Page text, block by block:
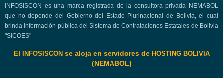
INFOSISCON es una marca registrada de la consultora privada NEMABOL
que no depende del Gobierno del Estado Plurinacional de Bolivia, el cual
brinda información pública del Sistema de Contrataciones Estatales de Bolivia
"SICOES"
El INFOSISCONse aloja en servidores de HOSTING BOLIVIA
(NEMABOL)